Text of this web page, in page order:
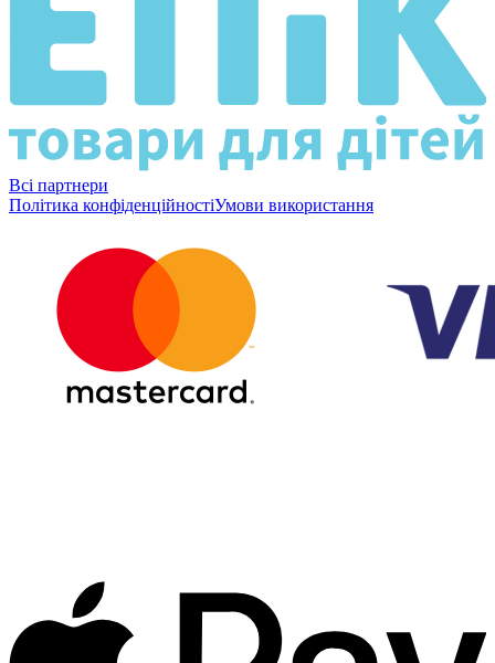
Всі партнери
Політика конфіденційностіУмови використання